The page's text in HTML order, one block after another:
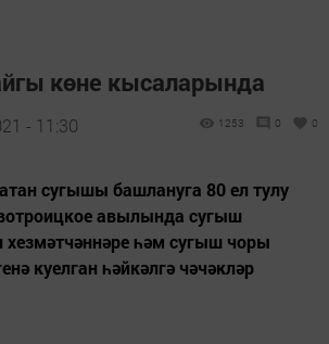
көне кысаларында
- 11:30 1253 0 0
сугышы башлануга 80 ел тулу
авылында сугыш
хезмәтчәннәре һәм сугыш чоры
куелган һәйкәлгә чәчәкләр